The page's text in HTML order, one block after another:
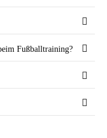
Fußballtraining?